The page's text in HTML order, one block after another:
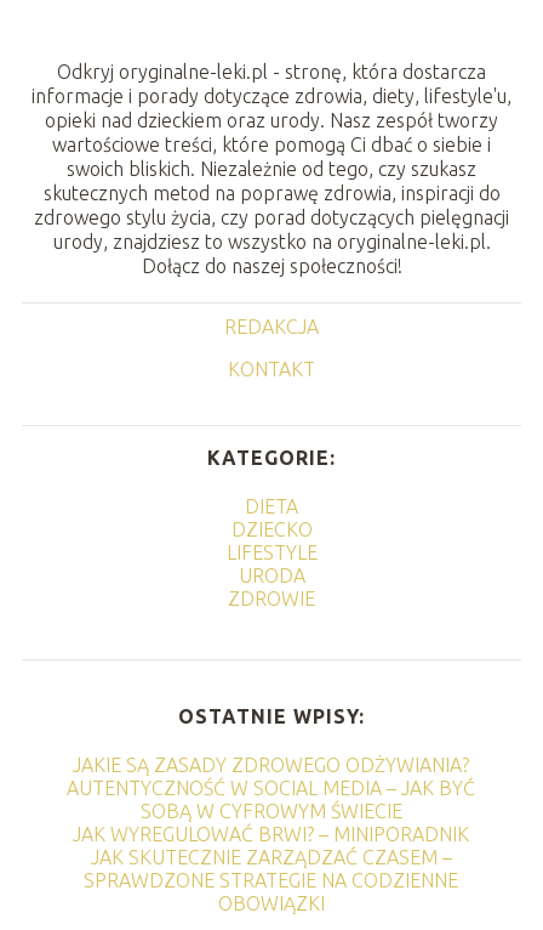
Odkryj oryginalne-leki.pl - stronę, która dostarcza
informacje i porady dotyczące zdrowia, diety, lifestyle'u,
opieki nad dzieckiem oraz urody. Nasz zespół tworzy
wartościowe treści, które pomogą Ci dbać o siebie i
swoich bliskich. Niezależnie od tego, czy szukasz
skutecznych metod na poprawę zdrowia, inspiracji do
zdrowego stylu życia, czy porad dotyczących pielęgnacji
urody, znajdziesz to wszystko na oryginalne-leki.pl.
Dołącz do naszej społeczności!
REDAKCJA
KONTAKT
KATEGORIE:
DIETA
DZIECKO
LIFESTYLE
URODA
ZDROWIE
OSTATNIE WPISY:
JAKIE SĄ ZASADY ZDROWEGO ODŻYWIANIA?
AUTENTYCZNOŚĆ W SOCIAL MEDIA – JAK BYĆ
SOBĄ W CYFROWYM ŚWIECIE
JAK WYREGULOWAĆ BRWI? – MINIPORADNIK
JAK SKUTECZNIE ZARZĄDZAĆ CZASEM –
SPRAWDZONE STRATEGIE NA CODZIENNE
OBOWIĄZKI